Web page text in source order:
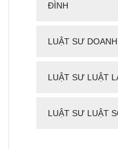
ĐÌNH
LUẬT SƯ
LUẬT SƯ LUẬT
LUẬT SƯ LUẬT